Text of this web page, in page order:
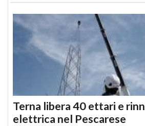
Terna libera 40 ettari e
elettrica nel Pescarese